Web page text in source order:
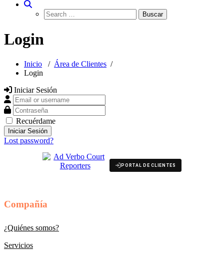
Login
Inicio / Área de Clientes /
Login
Iniciar Sesión
Email or username
Contraseña
Recuérdame
Lost password?
PORTAL DE CLIENTES
Compañía
¿Quiénes somos?
Servicios